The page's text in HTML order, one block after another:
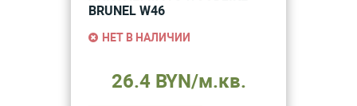
BRUNEL W46
НЕТ В НАЛИЧИИ
26.4 BYN/м.кв.